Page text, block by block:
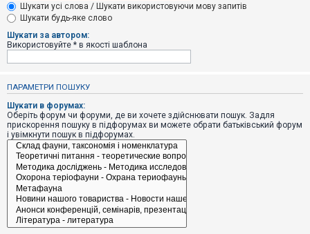
Т
е
м
и
б
і
п
о
в
і
д
Шукати усі слова / Шукати використовуючи мову запитів
Шукати будь-яке слово
Шукати за автором:
Використовуйте * в якості шаблона
ПАРАМЕТРИ ПОШУКУ
Шукати в форумах:
Оберіть форум чи форуми, де ви хочете здійснювати пошук. Задля
прискорення пошуку в підфорумах ви можете обрати батьківський форум
і увімкнути пошук в підфорумах.